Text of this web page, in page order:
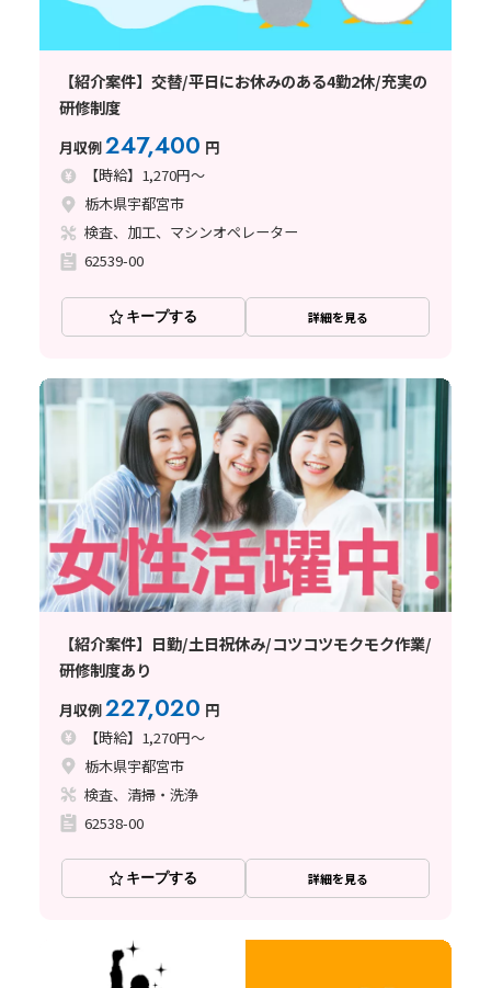
【紹介案件】交替/平日にお休みのある4勤2休/充実の
研修制度
月収例247,400 円
【時給】1,270円～
栃木県宇都宮市
検査、加工、マシンオペレーター
62539-00
キープする 詳細を見る
【紹介案件】日勤/土日祝休み/コツコツモクモク作業/
研修制度あり
月収例227,020 円
【時給】1,270円～
栃木県宇都宮市
検査、清掃・洗浄
62538-00
キープする 詳細を見る